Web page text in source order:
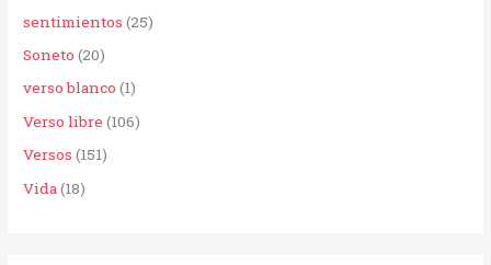
sentimientos (25)
Soneto (20)
verso blanco (1)
Verso libre (106)
Versos (151)
Vida (18)